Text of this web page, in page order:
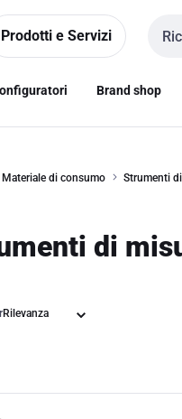
Prodotti e Servizi
Brand shop
di consumo Strumenti
di